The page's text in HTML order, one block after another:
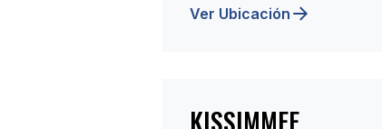
Ver Ubicación
KISSIMMEE